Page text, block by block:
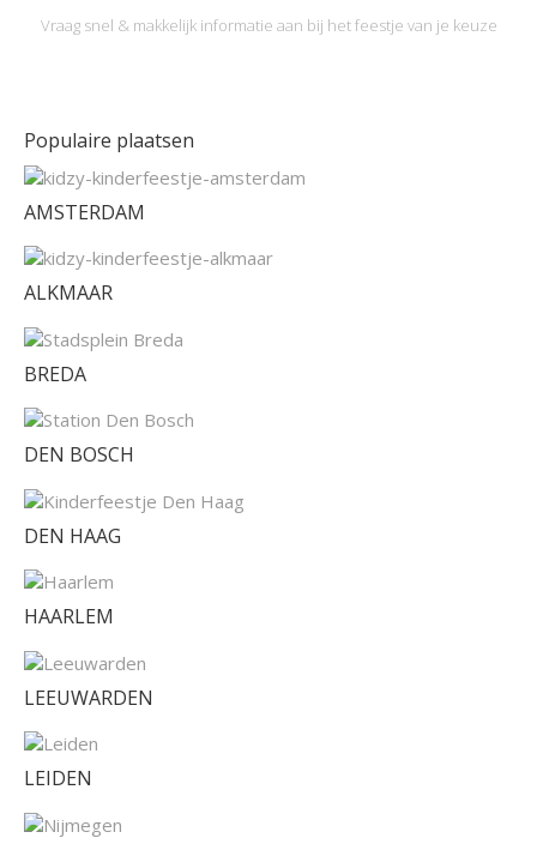
Vraag snel & makkelijk informatie aan bij het feestje van je keuze
Populaire plaatsen
AMSTERDAM
ALKMAAR
BREDA
DEN BOSCH
DEN HAAG
HAARLEM
LEEUWARDEN
LEIDEN